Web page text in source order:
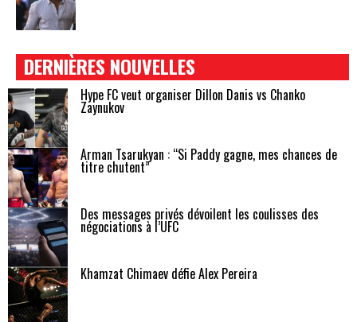
DERNIÈRES NOUVELLES
Hype FC veut organiser Dillon Danis vs Chanko
Zaynukov
Arman Tsarukyan : “Si Paddy gagne, mes chances de
titre chutent”
Des messages privés dévoilent les coulisses des
négociations à l’UFC
Khamzat Chimaev défie Alex Pereira